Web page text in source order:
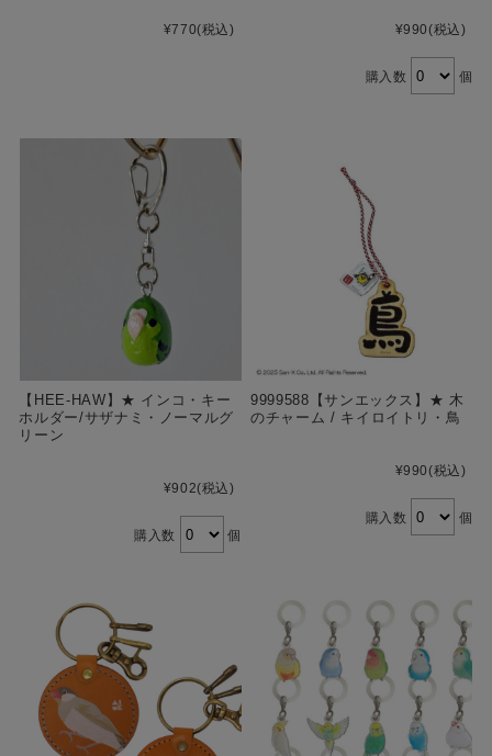
¥770(税込) ¥990(税込)
購入数 個
【HEE-HAW】★ インコ・キー
ホルダー/サザナミ・ノーマルグ
リーン
¥902(税込)
購入数 個
9999588【サンエックス】★ 木
のチャーム / キイロイトリ・鳥
¥990(税込)
購入数 個